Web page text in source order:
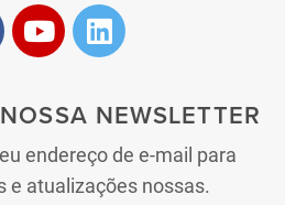
NEWSLETTER
endereço de e-mail para
e atualizações nossas.